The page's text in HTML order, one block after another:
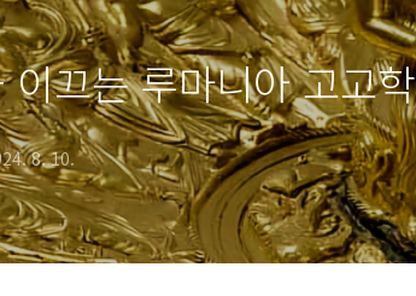
이끄는 루마니아 고고학
8. 10.